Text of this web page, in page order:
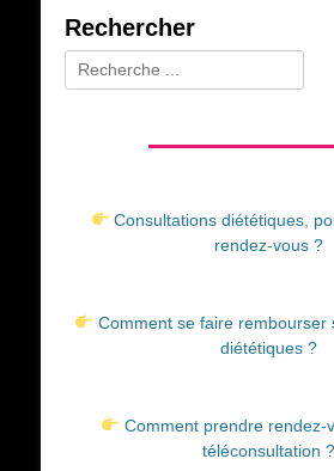
Rechercher
Rechercher :
Consultations diététiques,
rendez-vous ?
Comment se faire rembourser
diététiques ?
Comment prendre rendez-
téléconsultation ?